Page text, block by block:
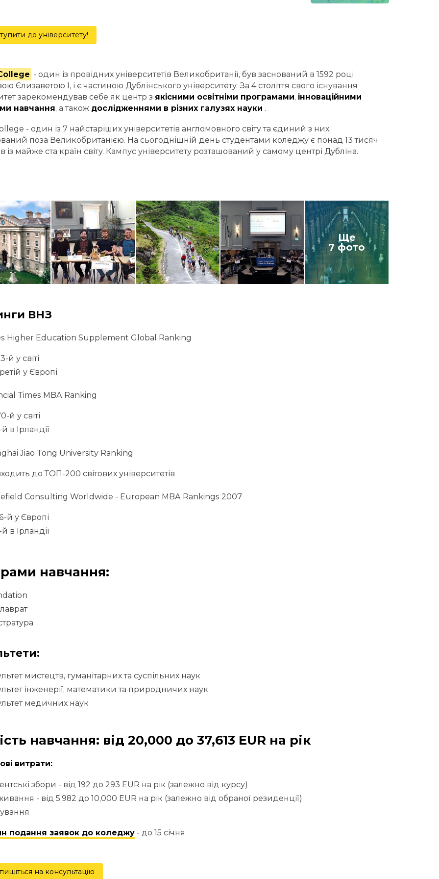
до університету!
- один із провідних університетів Великобританії, був заснований в 1592 році
Єлизаветою I, і є частиною Дублінського університету. За 4 століття свого існування
зарекомендував себе як центр з якісними освітніми програмами, інноваційними
навчання, а також дослідженнями в різних галузях науки .
- один із 7 найстаріших університетів англомовного світу та єдиний з них,
поза Великобританією. На сьогоднішній день студентами коледжу є понад 13 тисяч
із майже ста країн світу. Кампус університету розташований у самому центрі Дубліна.
Ще
7 фото
ВНЗ
Higher Education Supplement Global Ranking
й у світі
у Європі
Times MBA Ranking
й у світі
й в Ірландії
Jiao Tong University Ranking
до ТОП-200 світових університетів
Consulting Worldwide - European MBA Rankings 2007
й у Європі
й в Ірландії
навчання:
мистецтв, гуманітарних та суспільних наук
інженерії, математики та природничих наук
медичних наук
навчання: від 20,000 до 37,613 EUR на рік
витрати:
збори - від 192 до 293 EUR на рік (залежно від курсу)
- від 5,982 до 10,000 EUR на рік (залежно від обраної резиденції)
подання заявок до коледжу- до 15 січня
на консультацію